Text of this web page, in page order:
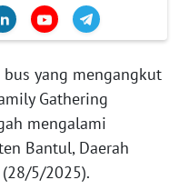
bus yang mengangkut
Gathering
mengalami
Bantul, Daerah
5/2025).